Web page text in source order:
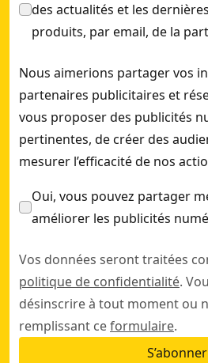
des actualités et les
produits, par email, de la part
Nous aimerions partager vos
partenaires publicitaires et
vous proposer des publicités
pertinentes, de créer des
mesurer l’efficacité de nos
Oui, vous pouvez partager
améliorer les publicités
Vos données seront traitées
politique de confidentialité.
désinscrire à tout moment ou
remplissant ceformulaire.
S’abonner